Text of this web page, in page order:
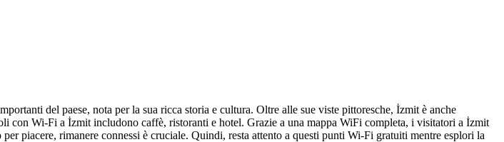
del paese, nota per la sua ricca storia e cultura. Oltre alle sue viste pittoresche, İzmit è anche
Wi-Fi a İzmit includono caffè, ristoranti e hotel. Grazie a una mappa WiFi completa, i visitatori a İzmit
piacere, rimanere connessi è cruciale. Quindi, resta attento a questi punti Wi-Fi gratuiti mentre esplori la